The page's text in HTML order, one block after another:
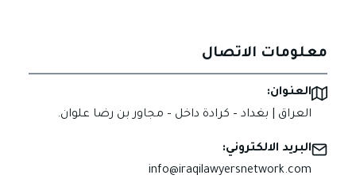
معلومات الاتصال
العنوان:
العراق | بغداد – كرادة داخل – مجاور بن رضا علوان.
البريد الالكتروني:
info@iraqilawyersnetwork.com